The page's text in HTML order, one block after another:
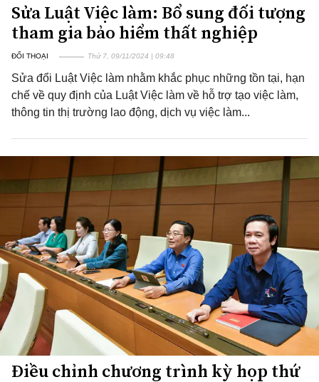
Sửa Luật Việc làm: Bổ sung đối tượng
tham gia bảo hiểm thất nghiệp
ĐỐI THOẠI Thứ 7, 09/11/2024 | 09:48
Sửa đổi Luật Việc làm nhằm khắc phục những tồn tại, hạn
chế về quy định của Luật Việc làm về hỗ trợ tạo việc làm,
thông tin thị trường lao động, dịch vụ việc làm...
Điều chỉnh chương trình kỳ họp thứ